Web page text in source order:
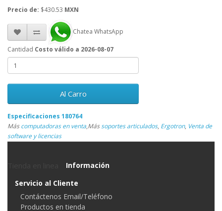
Precio de: $430.53 MXN
Chatea WhatsApp
Cantidad Costo válido a 2026-08-07
Al Carro
Especificaciones 180764
Máscomputadoras en venta,Mássoportes articulados, Ergotron, Venta de
software y licencias
Información
Servicio al Cliente
Contáctenos Email/Teléfono
Productos en tienda